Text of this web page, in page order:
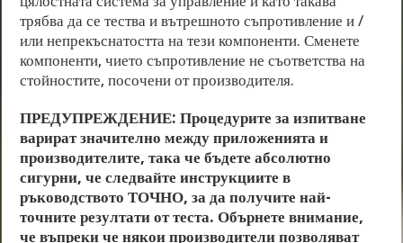
трябва да се тества и вътрешното съпротивление и /
или непрекъснатостта на тези компоненти. Сменете
компоненти, чието съпротивление не съответства на
стойностите, посочени от производителя.
ПРЕДУПРЕЖДЕНИЕ: Процедурите за изпитване
варират значително между приложенията и
производителите, така че бъдете абсолютно
сигурни, че следвайте инструкциите в
ръководството ТОЧНО, за да получите най-
точните резултати от теста. Обърнете внимание,
че въпреки че някои производители позволяват